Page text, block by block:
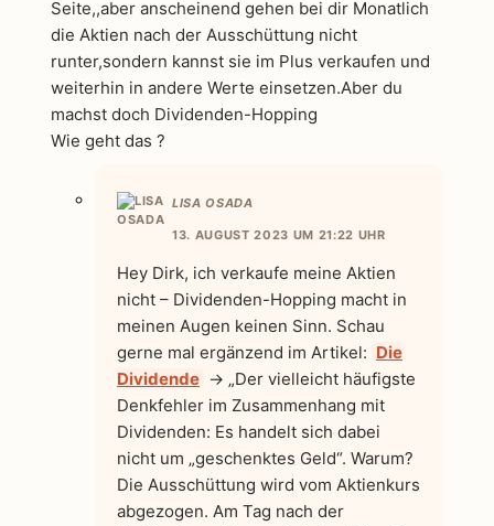
Seite,,aber anscheinend gehen bei dir Monatlich
die Aktien nach der Ausschüttung nicht
runter,sondern kannst sie im Plus verkaufen und
weiterhin in andere Werte einsetzen.Aber du
machst doch Dividenden-Hopping
Wie geht das ?
LISA OSADA
13. AUGUST 2023 UM 21:22 UHR
Hey Dirk, ich verkaufe meine Aktien
nicht – Dividenden-Hopping macht in
meinen Augen keinen Sinn. Schau
gerne mal ergänzend im Artikel: Die
Dividende -> „Der vielleicht häufigste
Denkfehler im Zusammenhang mit
Dividenden: Es handelt sich dabei
nicht um „geschenktes Geld“. Warum?
Die Ausschüttung wird vom Aktienkurs
abgezogen. Am Tag nach der